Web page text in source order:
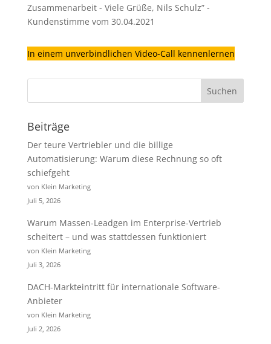
Zusammenarbeit - Viele Grüße, Nils Schulz” -
Kundenstimme vom 30.04.2021
In einem unverbindlichen Video-Call kennenlernen
Beiträge
Der teure Vertriebler und die billige
Automatisierung: Warum diese Rechnung so oft
schiefgeht
von Klein Marketing
Juli 5, 2026
Warum Massen-Leadgen im Enterprise-Vertrieb
scheitert – und was stattdessen funktioniert
von Klein Marketing
Juli 3, 2026
DACH-Markteintritt für internationale Software-
Anbieter
von Klein Marketing
Juli 2, 2026